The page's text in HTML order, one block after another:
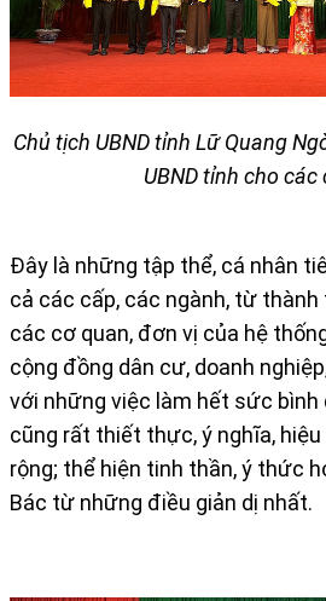
Chủ tịch UBND tỉnh Lữ Quang
UBND tỉnh cho các
Đây là những tập thể, cá nhân
cả các cấp, các ngành, từ
các cơ quan, đơn vị của hệ
cộng đồng dân cư, doanh
với những việc làm hết sức
cũng rất thiết thực, ý nghĩa,
rộng; thể hiện tinh thần, ý thức
Bác từ những điều giản dị nhất.